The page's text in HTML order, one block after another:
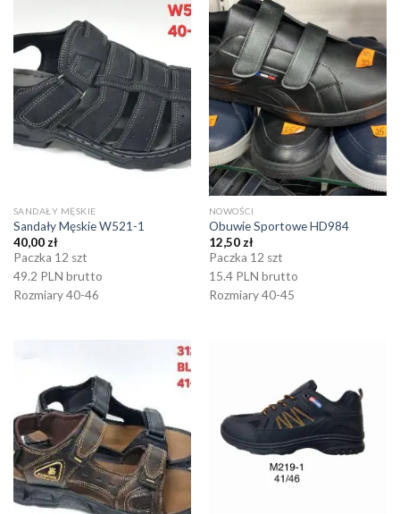
SANDAŁY MĘSKIE
Sandały Męskie W521-1
40,00zł
Paczka 12 szt
49.2 PLN brutto
Rozmiary 40-46
NOWOŚCI
Obuwie Sportowe HD984
12,50zł
Paczka 12 szt
15.4 PLN brutto
Rozmiary 40-45